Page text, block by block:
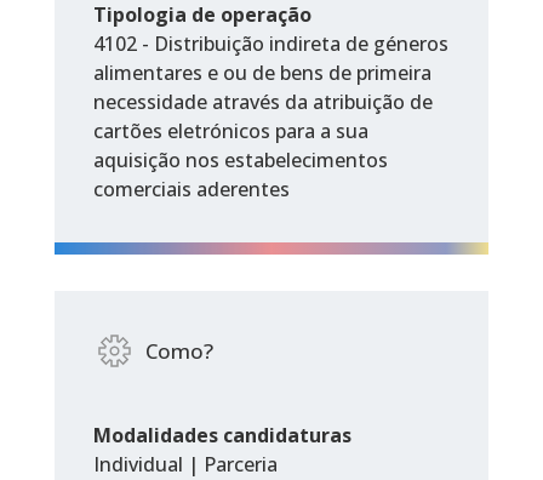
Tipologia de operação
4102 - Distribuição indireta de géneros
alimentares e ou de bens de primeira
necessidade através da atribuição de
cartões eletrónicos para a sua
aquisição nos estabelecimentos
comerciais aderentes
Como?
Modalidades candidaturas
Individual | Parceria